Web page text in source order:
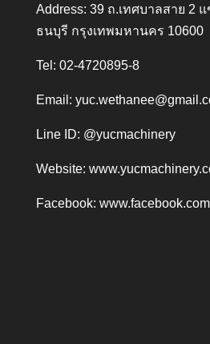
Address: 39 ถ.เทศบาลสาย 2
ธนบุรี กรุงเทพมหานคร 10600
Tel: 02-4720895-8
Email:
Line ID: @yucmachinery
Website:
Facebook: